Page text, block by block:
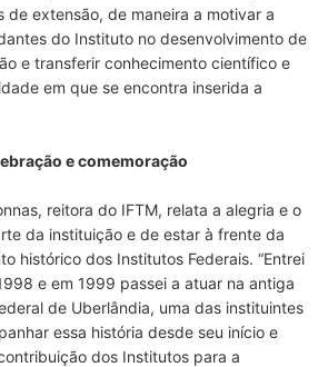
de extensão, de maneira a motivar a
do Instituto no desenvolvimento de
e transferir conhecimento científico e
em que se encontra inserida a
e comemoração
reitora do IFTM, relata a alegria e o
da instituição e de estar à frente da
histórico dos Institutos Federais. “Entrei
e em 1999 passei a atuar na antiga
de Uberlândia, uma das instituintes
essa história desde seu início e
dos Institutos para a